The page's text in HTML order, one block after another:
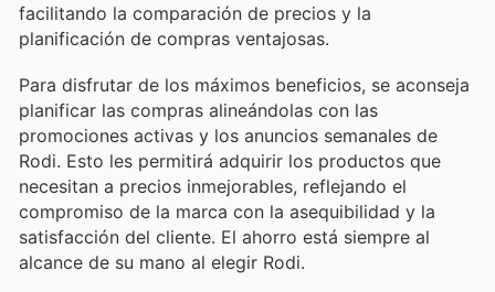
facilitando la comparación de precios y la
planificación de compras ventajosas.
Para disfrutar de los máximos beneficios, se aconseja
planificar las compras alineándolas con las
promociones activas y los anuncios semanales de
Rodi. Esto les permitirá adquirir los productos que
necesitan a precios inmejorables, reflejando el
compromiso de la marca con la asequibilidad y la
satisfacción del cliente. El ahorro está siempre al
alcance de su mano al elegir Rodi.